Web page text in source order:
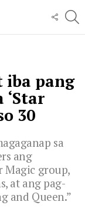
iba pang
30
sa
ang
Magic group,
at ang pag-
and Queen.”